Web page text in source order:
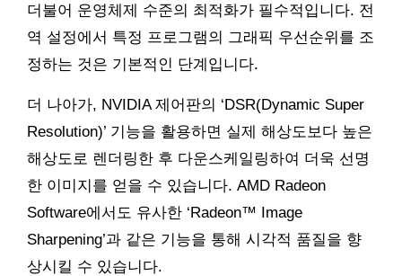
더불어 운영체제 수준의 최적화가 필수적입니다. 전
역 설정에서 특정 프로그램의 그래픽 우선순위를 조
정하는 것은 기본적인 단계입니다.
더 나아가, NVIDIA 제어판의 ‘DSR(Dynamic Super
Resolution)’ 기능을 활용하면 실제 해상도보다 높은
해상도로 렌더링한 후 다운스케일링하여 더욱 선명
한 이미지를 얻을 수 있습니다. AMD Radeon
Software에서도 유사한 ‘Radeon™ Image
Sharpening’과 같은 기능을 통해 시각적 품질을 향
상시킬 수 있습니다.